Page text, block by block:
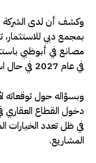
وكشف أن لدى الشركة
بمجمع دبي
مصانع في أبوظبي
في عام 2027 في حال استمرار أدائها الإيجابي.
وبسؤاله حول توقعاته
دخول القطاع العقاري
في ظل تعدد الخيارات
المشاريع.